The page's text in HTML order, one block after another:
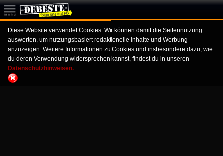
Diese Website verwendet Cookies. Wir können damit die Seitennutzung
auswerten, um nutzungsbasiert redaktionelle Inhalte und Werbung
anzuzeigen. Weitere Informationen zu Cookies und insbesondere dazu, wie
du deren Verwendung widersprechen kannst, findest du in unseren
Datenschutzhinweisen.